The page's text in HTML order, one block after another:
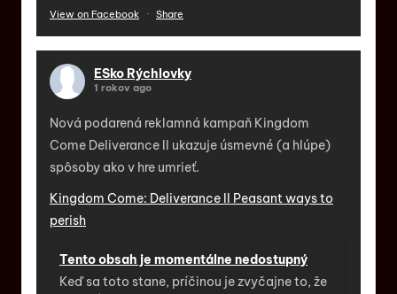
View on Facebook · Share
ESko Rýchlovky
1 rokov ago
Nová podarená reklamná kampaň Kingdom
Come Deliverance II ukazuje úsmevné (a hlúpe)
spôsoby ako v hre umrieť.
Kingdom Come: Deliverance II Peasant ways to
perish
Tento obsah je momentálne nedostupný
Keď sa toto stane, príčinou je zvyčajne to, že